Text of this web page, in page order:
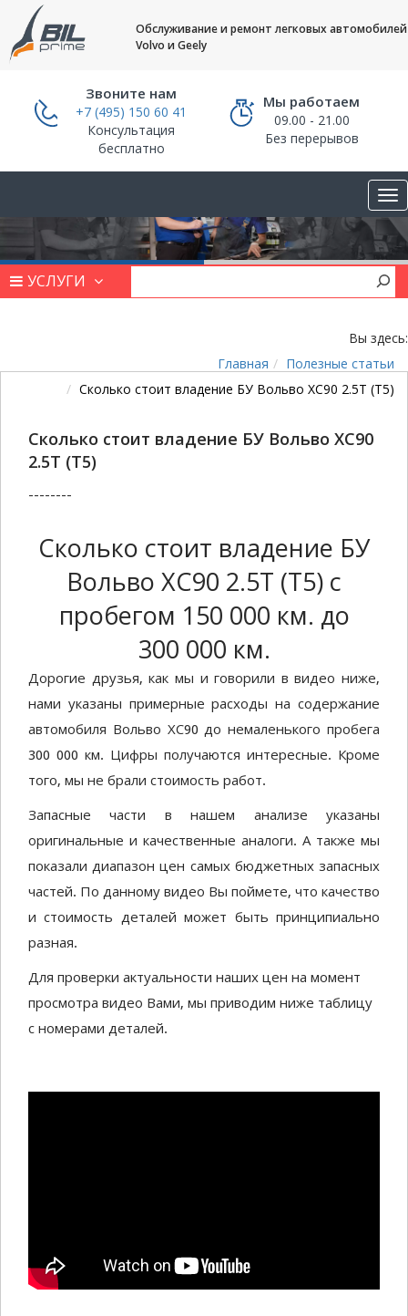
Обслуживание и ремонт легковых автомобилей
Volvo и Geely
Звоните нам
+7 (495) 150 60 41
Консультация
бесплатно
Мы работаем
09.00 - 21.00
Без перерывов
УСЛУГИ
Вы здесь:
Главная
Полезные статьи
Сколько стоит владение БУ Вольво ХС90 2.5Т (Т5)
Сколько стоит владение БУ Вольво ХС90
2.5Т (Т5)
--------
Сколько стоит владение БУ
Вольво ХС90 2.5Т (Т5) с
пробегом 150 000 км. до
300 000 км.
Дорогие друзья, как мы и говорили в видео ниже,
нами указаны примерные расходы на содержание
автомобиля Вольво ХС90 до немаленького пробега
300 000 км. Цифры получаются интересные. Кроме
того, мы не брали стоимость работ.
Запасные части в нашем анализе указаны
оригинальные и качественные аналоги. А также мы
показали диапазон цен самых бюджетных запасных
частей. По данному видео Вы поймете, что качество
и стоимость деталей может быть принципиально
разная.
Для проверки актуальности наших цен на момент
просмотра видео Вами, мы приводим ниже таблицу
с номерами деталей.